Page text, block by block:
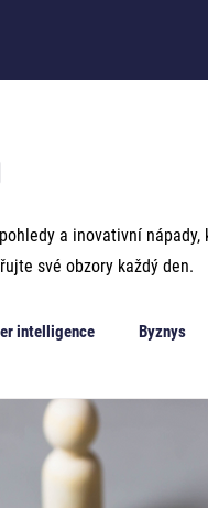
a inovativní
své obzory každý den.
intelligence Byznys
Sociální inteligence